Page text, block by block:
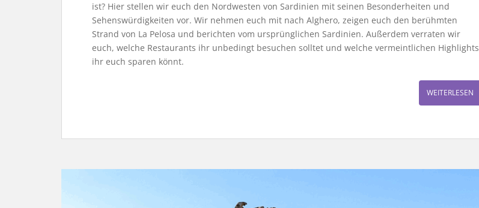
ist? Hier stellen wir euch den Nordwesten von Sardinien mit seinen Besonderheiten und
Sehenswürdigkeiten vor. Wir nehmen euch mit nach Alghero, zeigen euch den berühmten
Strand von La Pelosa und berichten vom ursprünglichen Sardinien. Außerdem verraten wir
euch, welche Restaurants ihr unbedingt besuchen solltet und welche vermeintlichen Highlights
ihr euch sparen könnt.
WEITERLESEN